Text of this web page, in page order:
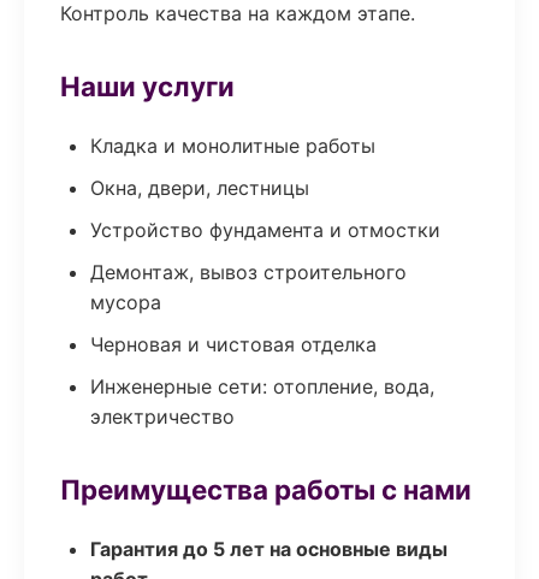
Контроль качества на каждом этапе.
Наши услуги
Кладка и монолитные работы
Окна, двери, лестницы
Устройство фундамента и отмостки
Демонтаж, вывоз строительного
мусора
Черновая и чистовая отделка
Инженерные сети: отопление, вода,
электричество
Преимущества работы с нами
Гарантия до 5 лет на основные виды